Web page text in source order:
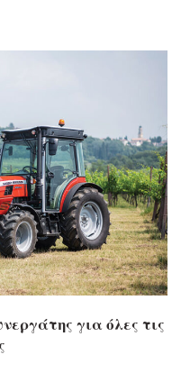
για όλες τις